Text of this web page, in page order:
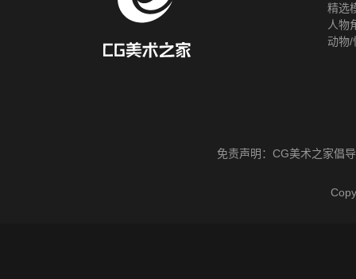
精选
人物
动物/
免责声明： CG美术之家倡